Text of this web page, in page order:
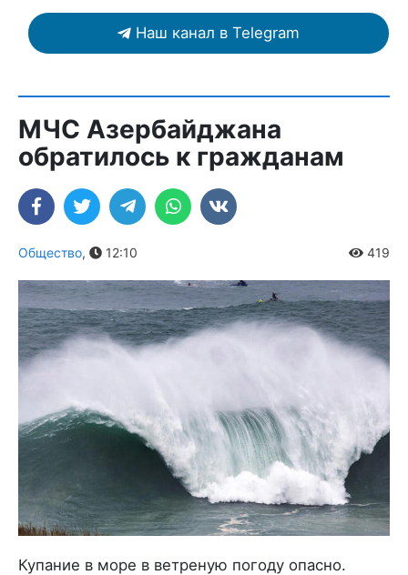
Наш канал в Telegram
МЧС Азербайджана
обратилось к гражданам
Общество, 12:10 419
Купание в море в ветреную погоду опасно.